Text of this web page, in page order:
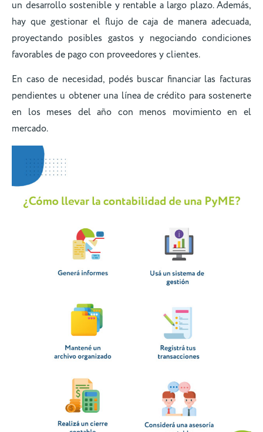
un desarrollo sostenible y rentable a largo plazo. Además,
hay que gestionar el flujo de caja de manera adecuada,
proyectando posibles gastos y negociando condiciones
favorables de pago con proveedores y clientes.
En caso de necesidad, podés buscar financiar las facturas
pendientes u obtener una línea de crédito para sostenerte
en los meses del año con menos movimiento en el
mercado.